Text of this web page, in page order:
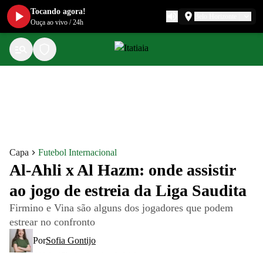
Capa Futebol Internacional
Al-Ahli x Al Hazm: onde assistir
ao jogo de estreia da Liga Saudita
Firmino e Vina são alguns dos jogadores que podem
estrear no confronto
PorSofia Gontijo
Tocando agora!
Ouça ao vivo /24h